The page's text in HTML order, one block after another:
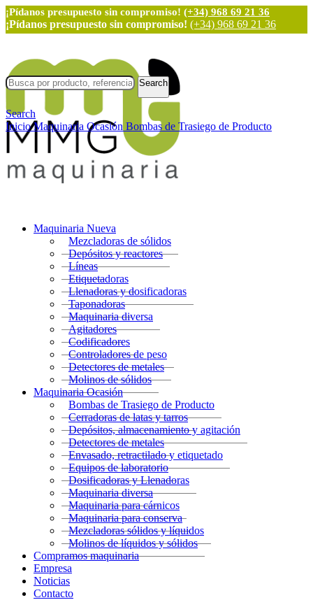
¡Pídanos presupuesto sin compromiso! (+34) 968 69 21 36
¡Pídanos presupuesto sin compromiso! (+34) 968 69 21 36
Maquinaria Nueva
Mezcladoras de sólidos
Depósitos y reactores
Líneas
Etiquetadoras
Llenadoras y dosificadoras
Taponadoras
Maquinaria diversa
Agitadores
Codificadores
Controladores de peso
Detectores de metales
Molinos de sólidos
Maquinaria Ocasión
Bombas de Trasiego de Producto
Cerradoras de latas y tarros
Depósitos, almacenamiento y agitación
Detectores de metales
Envasado, retractilado y etiquetado
Equipos de laboratorio
Dosificadoras y Llenadoras
Maquinaria diversa
Maquinaria para cárnicos
Maquinaria para conserva
Mezcladoras sólidos y líquidos
Molinos de líquidos y sólidos
Compramos maquinaria
Empresa
Noticias
Contacto
Search
Search
InicioMaquinaria Ocasión Bombas de Trasiego de Producto